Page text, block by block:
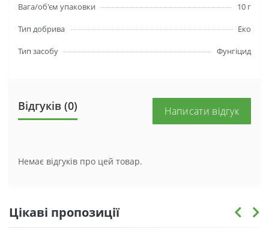
Вага/об'єм упаковки 10 г
Тип добрива Еко
Тип засобу Фунгіцид
Відгуків (0) Написати відгук
Немає відгуків про цей товар.
Цікаві пропозиції